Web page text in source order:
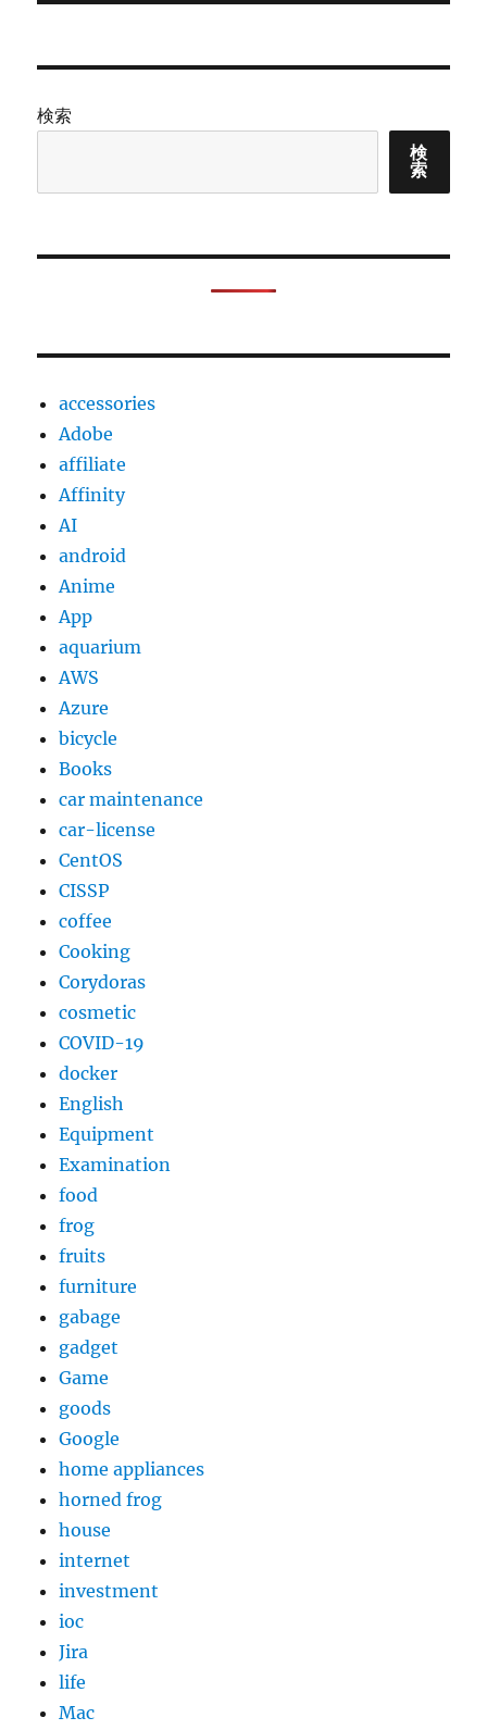
ン
稿:
検索
検
索
accessories
Adobe
affiliate
Affinity
AI
android
Anime
App
aquarium
AWS
Azure
bicycle
Books
car maintenance
car-license
CentOS
CISSP
coffee
Cooking
Corydoras
cosmetic
COVID-19
docker
English
Equipment
Examination
food
frog
fruits
furniture
gabage
gadget
Game
goods
Google
home appliances
horned frog
house
internet
investment
ioc
Jira
life
Mac